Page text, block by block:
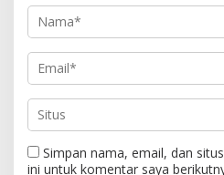
Simpan nama, email, dan
ini untuk komentar saya